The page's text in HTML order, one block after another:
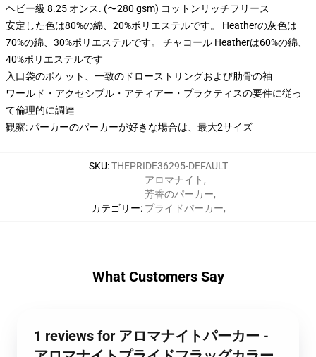
ヘビー級 8.25 オンス. (〜280 gsm) コットンリッチフリース
安定した色は80%の綿、20%ポリエステルです。 Heatherの灰色は
70%の綿、30%ポリエステルです。 チャコール Heatherは60%の綿、
40%ポリエステルです
入口袋のポケット、一致のドローストリングおよび肋骨の袖
ワールド・アクセシブル・アティアー・プラクティスの要件に従っ
て倫理的に調達
観察: パーカーのパーカーが好きな場合は、最大2サイズ
SKU:THEPRIDE36295-DEFAULT
カテゴリー:
アロマナイト ,
芳香のパーカー,
プライドパーカー,
What Customers Say
1 reviews for アロマナイトパーカー -